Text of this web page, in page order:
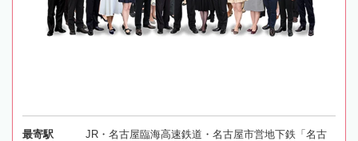
最寄駅
JR・名古屋臨海高速鉄道・名古屋市営地下鉄「名古